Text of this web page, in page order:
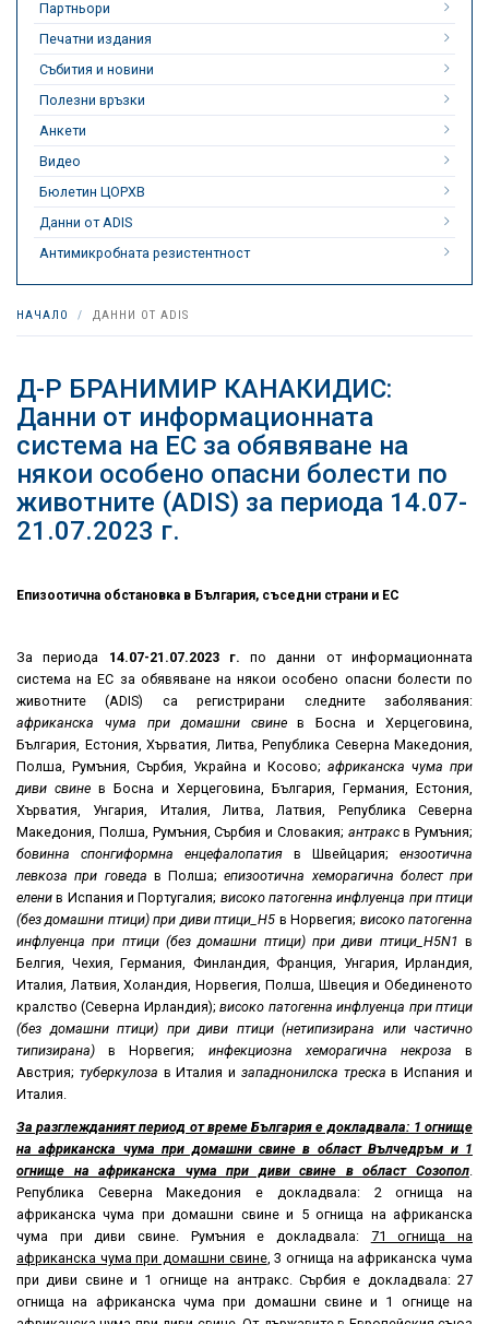
Партньори
Печатни издания
Събития и новини
Полезни връзки
Анкети
Видео
Бюлетин ЦОРХВ
Данни от ADIS
Антимикробната резистентност
НАЧАЛО ДАННИ ОТ ADIS
Д-Р БРАНИМИР КАНАКИДИС:
Данни от информационната
система на ЕС за обявяване на
някои особено опасни болести по
животните (ADIS) за периода 14.07-
21.07.2023 г.
Епизоотична обстановка в България, съседни страни и ЕС
За периода 14.07-21.07.2023 г.по данни от информационната
система на ЕС за обявяване на някои особено опасни болести по
животните (ADIS) са регистрирани следните заболявания:
африканска чума при домашни свинев Босна и Херцеговина,
България, Естония, Хърватия, Литва, Република Северна Македония,
Полша, Румъния, Сърбия, Украйна и Косово; африканска чума при
диви свине в Босна и Херцеговина, България, Германия, Естония,
Хърватия, Унгария, Италия, Литва, Латвия, Република Северна
Македония, Полша, Румъния, Сърбия и Словакия; антраксв Румъния;
бовинна спонгиформна енцефалопатия в Швейцария; ензоотична
левкоза при говеда в Полша;епизоотична хеморагична болест при
елени в Испания и Португалия; високо патогенна инфлуенца при птици
(без домашни птици) при диви птици_H5 в Норвегия; високо патогенна
инфлуенца при птици (без домашни птици) при диви птици_ H5N1в
Белгия, Чехия, Германия, Финландия, Франция, Унгария, Ирландия,
Италия, Латвия, Холандия, Норвегия, Полша, Швеция и Обединеното
кралство (Северна Ирландия);високо патогенна инфлуенца при птици
(без домашни птици) при диви птици (нетипизирана или частично
типизирана) в Норвегия; инфекциозна хеморагична некроза в
Австрия; туберкулоза в Италия и западнонилска трескав Испания и
Италия.
За разглежданият период от време България е докладвала: 1 огнище
на африканска чума при домашни свине в област Вълчедръм и 1
огнище на африканска чума при диви свине в област Созопол
Република Северна Македония е докладвала: 2 огнища на
африканска чума при домашни свине и 5 огнища на африканска
чума при диви свине. Румъния е докладвала: 71 огнища на
африканска чума при домашни свине, 3 огнища на африканска чума
при диви свине и 1 огнище на антракс. Сърбия е докладвала: 27
огнища на африканска чума при домашни свине и 1 огнище на